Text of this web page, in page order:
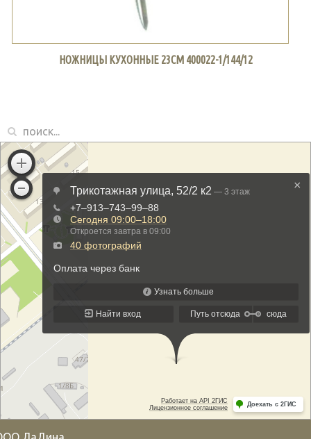
НОЖНИЦЫ КУХОННЫЕ 23СМ 400022-1/144/12